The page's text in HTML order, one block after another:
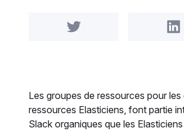
Share on Twitter
Les groupes de ressources pour
ressources Elasticiens, font partie
Slack organiques que les